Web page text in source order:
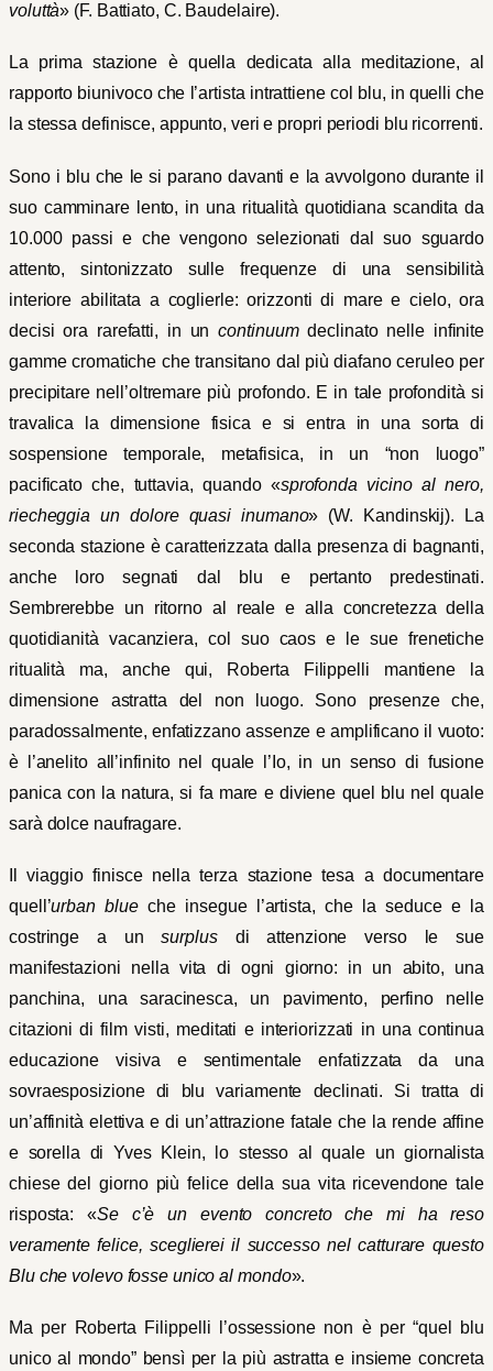
voluttà» (F. Battiato, C. Baudelaire).
La prima stazione è quella dedicata alla meditazione, al
rapporto biunivoco che l’artista intrattiene col blu, in quelli che
la stessa definisce, appunto, veri e propri periodi blu ricorrenti.
Sono i blu che le si parano davanti e la avvolgono durante il
suo camminare lento, in una ritualità quotidiana scandita da
10.000 passi e che vengono selezionati dal suo sguardo
attento, sintonizzato sulle frequenze di una sensibilità
interiore abilitata a coglierle: orizzonti di mare e cielo, ora
decisi ora rarefatti, in uncontinuumdeclinato nelle infinite
gamme cromatiche che transitano dal più diafano ceruleo per
precipitare nell’oltremare più profondo. E in tale profondità si
travalica la dimensione fisica e si entra in una sorta di
sospensione temporale, metafisica, in un “non luogo”
pacificato che, tuttavia, quando «sprofonda vicino al nero,
riecheggia un dolore quasi inumano» (W. Kandinskij). La
seconda stazione è caratterizzata dalla presenza di bagnanti,
anche loro segnati dal blu e pertanto predestinati.
Sembrerebbe un ritorno al reale e alla concretezza della
quotidianità vacanziera, col suo caos e le sue frenetiche
ritualità ma, anche qui, Roberta Filippelli mantiene la
dimensione astratta del non luogo. Sono presenze che,
paradossalmente, enfatizzano assenze e amplificano il vuoto:
è l’anelito all’infinito nel quale l’Io, in un senso di fusione
panica con la natura, si fa mare e diviene quel blu nel quale
sarà dolce naufragare.
Il viaggio finisce nella terza stazione tesa a documentare
quell’urban blueche insegue l’artista, che la seduce e la
costringe a unsurplusdi attenzione verso le sue
manifestazioni nella vita di ogni giorno: in un abito, una
panchina, una saracinesca, un pavimento, perfino nelle
citazioni di film visti, meditati e interiorizzati in una continua
educazione visiva e sentimentale enfatizzata da una
sovraesposizione di blu variamente declinati. Si tratta di
un’affinità elettiva e di un’attrazione fatale che la rende affine
e sorella di Yves Klein, lo stesso al quale un giornalista
chiese del giorno più felice della sua vita ricevendone tale
risposta: «Se c’è un evento concreto che mi ha reso
veramente felice, sceglierei il successo nel catturare questo
Blu che volevo fosse unico al mondo».
Ma per Roberta Filippelli l’ossessione non è per “quel blu
unico al mondo” bensì per la più astratta e insieme concreta